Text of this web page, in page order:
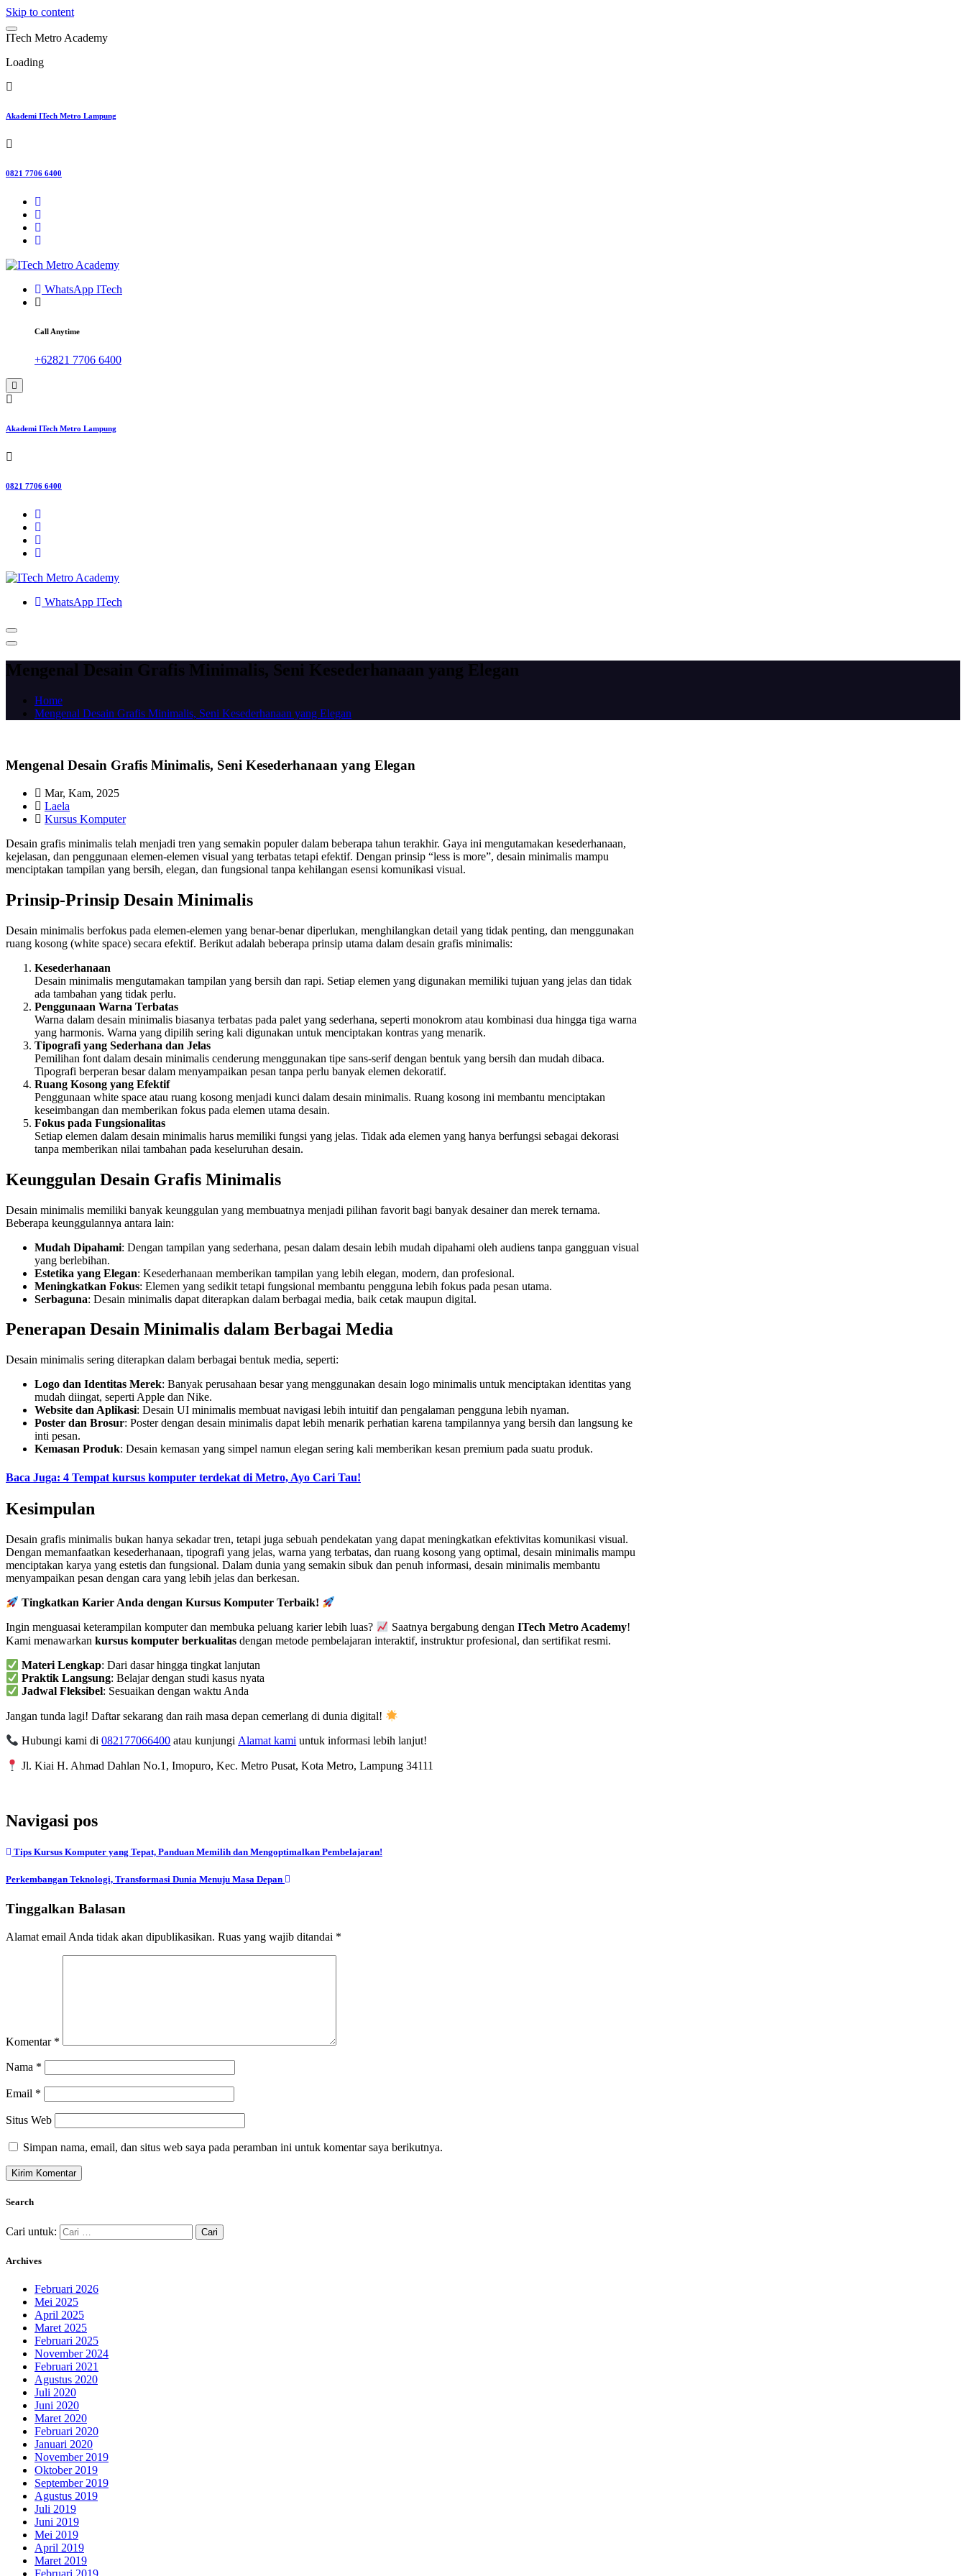
Skip to content
ITech Metro Academy
Loading
Akademi ITech Metro Lampung
0821 7706 6400
WhatsApp ITech
Call Anytime
+62821 7706 6400
Akademi ITech Metro Lampung
0821 7706 6400
WhatsApp ITech
Mengenal Desain Grafis Minimalis, Seni Kesederhanaan yang Elegan
Home
Mengenal Desain Grafis Minimalis, Seni Kesederhanaan yang Elegan
Mengenal Desain Grafis Minimalis, Seni Kesederhanaan yang Elegan
Mar, Kam, 2025
Laela
Kursus Komputer
Desain grafis minimalis telah menjadi tren yang semakin populer dalam beberapa tahun terakhir. Gaya ini mengutamakan kesederhanaan,
kejelasan, dan penggunaan elemen-elemen visual yang terbatas tetapi efektif. Dengan prinsip “less is more”, desain minimalis mampu
menciptakan tampilan yang bersih, elegan, dan fungsional tanpa kehilangan esensi komunikasi visual.
Prinsip-Prinsip Desain Minimalis
Desain minimalis berfokus pada elemen-elemen yang benar-benar diperlukan, menghilangkan detail yang tidak penting, dan menggunakan
ruang kosong (white space) secara efektif. Berikut adalah beberapa prinsip utama dalam desain grafis minimalis:
Kesederhanaan
Desain minimalis mengutamakan tampilan yang bersih dan rapi. Setiap elemen yang digunakan memiliki tujuan yang jelas dan tidak
ada tambahan yang tidak perlu.
Penggunaan Warna Terbatas
Warna dalam desain minimalis biasanya terbatas pada palet yang sederhana, seperti monokrom atau kombinasi dua hingga tiga warna
yang harmonis. Warna yang dipilih sering kali digunakan untuk menciptakan kontras yang menarik.
Tipografi yang Sederhana dan Jelas
Pemilihan font dalam desain minimalis cenderung menggunakan tipe sans-serif dengan bentuk yang bersih dan mudah dibaca.
Tipografi berperan besar dalam menyampaikan pesan tanpa perlu banyak elemen dekoratif.
Ruang Kosong yang Efektif
Penggunaan white space atau ruang kosong menjadi kunci dalam desain minimalis. Ruang kosong ini membantu menciptakan
keseimbangan dan memberikan fokus pada elemen utama desain.
Fokus pada Fungsionalitas
Setiap elemen dalam desain minimalis harus memiliki fungsi yang jelas. Tidak ada elemen yang hanya berfungsi sebagai dekorasi
tanpa memberikan nilai tambahan pada keseluruhan desain.
Keunggulan Desain Grafis Minimalis
Desain minimalis memiliki banyak keunggulan yang membuatnya menjadi pilihan favorit bagi banyak desainer dan merek ternama.
Beberapa keunggulannya antara lain:
Mudah Dipahami: Dengan tampilan yang sederhana, pesan dalam desain lebih mudah dipahami oleh audiens tanpa gangguan visual
yang berlebihan.
Estetika yang Elegan: Kesederhanaan memberikan tampilan yang lebih elegan, modern, dan profesional.
Meningkatkan Fokus: Elemen yang sedikit tetapi fungsional membantu pengguna lebih fokus pada pesan utama.
Serbaguna: Desain minimalis dapat diterapkan dalam berbagai media, baik cetak maupun digital.
Penerapan Desain Minimalis dalam Berbagai Media
Desain minimalis sering diterapkan dalam berbagai bentuk media, seperti:
Logo dan Identitas Merek: Banyak perusahaan besar yang menggunakan desain logo minimalis untuk menciptakan identitas yang
mudah diingat, seperti Apple dan Nike.
Website dan Aplikasi: Desain UI minimalis membuat navigasi lebih intuitif dan pengalaman pengguna lebih nyaman.
Poster dan Brosur: Poster dengan desain minimalis dapat lebih menarik perhatian karena tampilannya yang bersih dan langsung ke
inti pesan.
Kemasan Produk: Desain kemasan yang simpel namun elegan sering kali memberikan kesan premium pada suatu produk.
Baca Juga: 4 Tempat kursus komputer terdekat di Metro, Ayo Cari Tau!
Kesimpulan
Desain grafis minimalis bukan hanya sekadar tren, tetapi juga sebuah pendekatan yang dapat meningkatkan efektivitas komunikasi visual.
Dengan memanfaatkan kesederhanaan, tipografi yang jelas, warna yang terbatas, dan ruang kosong yang optimal, desain minimalis mampu
menciptakan karya yang estetis dan fungsional. Dalam dunia yang semakin sibuk dan penuh informasi, desain minimalis membantu
menyampaikan pesan dengan cara yang lebih jelas dan berkesan.
Tingkatkan Karier Anda dengan Kursus Komputer Terbaik!
Ingin menguasai keterampilan komputer dan membuka peluang karier lebih luas? Saatnya bergabung denganITech Metro Academy!
Kami menawarkan kursus komputer berkualitas dengan metode pembelajaran interaktif, instruktur profesional, dan sertifikat resmi.
Materi Lengkap: Dari dasar hingga tingkat lanjutan
Praktik Langsung: Belajar dengan studi kasus nyata
Jadwal Fleksibel: Sesuaikan dengan waktu Anda
Jangan tunda lagi! Daftar sekarang dan raih masa depan cemerlang di dunia digital!
Hubungi kami di082177066400 atau kunjungiAlamat kami untuk informasi lebih lanjut!
Jl. Kiai H. Ahmad Dahlan No.1, Imopuro, Kec. Metro Pusat, Kota Metro, Lampung 34111
Navigasi pos
Tips Kursus Komputer yang Tepat, Panduan Memilih dan Mengoptimalkan Pembelajaran!
Perkembangan Teknologi, Transformasi Dunia Menuju Masa Depan
Tinggalkan Balasan
Alamat email Anda tidak akan dipublikasikan. Ruas yang wajib ditandai *
Komentar *
Nama *
Email *
Situs Web
Simpan nama, email, dan situs web saya pada peramban ini untuk komentar saya berikutnya.
Search
Cari untuk:
Archives
Februari 2026
Mei 2025
April 2025
Maret 2025
Februari 2025
November 2024
Februari 2021
Agustus 2020
Juli 2020
Juni 2020
Maret 2020
Februari 2020
Januari 2020
November 2019
Oktober 2019
September 2019
Agustus 2019
Juli 2019
Juni 2019
Mei 2019
April 2019
Maret 2019
Februari 2019